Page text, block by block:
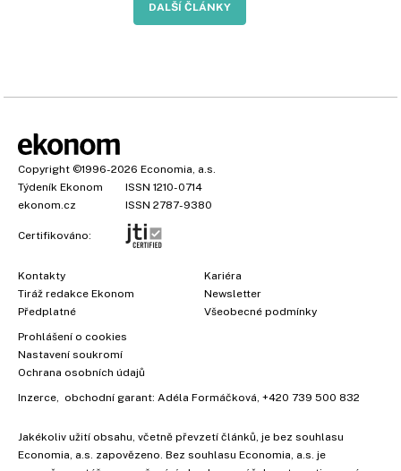
DALŠÍ ČLÁNKY
Copyright ©1996-2026 Economia, a.s.
Týdeník Ekonom
ISSN 1210-0714
ekonom.cz
ISSN 2787-9380
Certifikováno:
Kontakty
Tiráž redakce Ekonom
Předplatné
Kariéra
Newsletter
Všeobecné podmínky
Prohlášení o cookies
Nastavení soukromí
Ochrana osobních údajů
Inzerce, obchodní garant: Adéla Formáčková, +420 739 500 832
Jakékoliv užití obsahu, včetně převzetí článků, je bez souhlasu
Economia, a.s. zapovězeno. Bez souhlasu Economia, a.s. je